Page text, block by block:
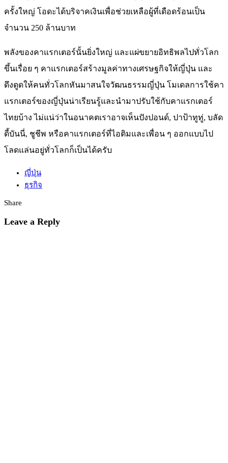
ครั้งใหญ่ โอดะได้บริจาคเงินเพื่อช่วยเหลือผู้ที่เดือดร้อนเป็น
จำนวน 250 ล้านบาท
พลังของคาแรกเตอร์นั้นยิ่งใหญ่ และแผ่ขยายอิทธิพลไปทั่วโลก
ขึ้นเรื่อย ๆ คาแรกเตอร์สร้างมูลค่าทางเศรษฐกิจให้ญี่ปุ่น และ
ดึงดูดให้คนทั่วโลกหันมาสนใจวัฒนธรรมญี่ปุ่น โมเดลการใช้คา
แรกเตอร์ของญี่ปุ่นน่าเรียนรู้และนำมาปรับใช้กับคาแรกเตอร์
ไทยบ้าง ไม่แน่ว่าในอนาคตเราอาจเห็นปังปอนด์, ปาป้าทูทู่, บลัด
ดี้บันนี่, ชูชีพ หรือคาแรกเตอร์ที่ไอติมและเพื่อน ๆ ออกแบบไป
โลดแล่นอยู่ทั่วโลกก็เป็นได้ครับ
ญี่ปุ่น
ธุรกิจ
Share
Leave a Reply